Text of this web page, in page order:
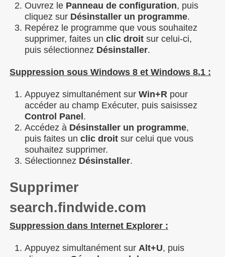
Ouvrez le Panneau de configuration, puis
cliquez sur Désinstaller un programme.
Repérez le programme que vous souhaitez
supprimer, faites un clic droit sur celui-ci,
puis sélectionnez Désinstaller.
Suppression sous Windows 8 et Windows 8.1 :
Appuyez simultanément sur Win+R pour
accéder au champ Exécuter, puis saisissez
Control Panel .
Accédez à Désinstaller un programme,
puis faites un clic droit sur celui que vous
souhaitez supprimer.
Sélectionnez Désinstaller.
Supprimer
search.findwide.com
Suppression dans Internet Explorer :
Appuyez simultanément sur Alt+U, puis